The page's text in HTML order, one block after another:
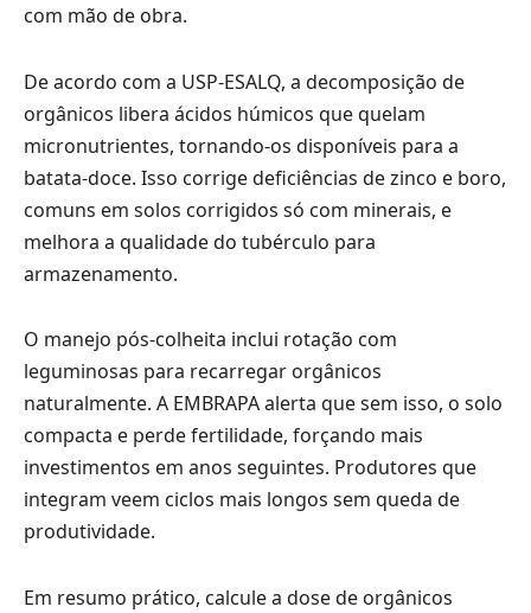
com mão de obra.
De acordo com a USP-ESALQ, a decomposição de
orgânicos libera ácidos húmicos que quelam
micronutrientes, tornando-os disponíveis para a
batata-doce. Isso corrige deficiências de zinco e boro,
comuns em solos corrigidos só com minerais, e
melhora a qualidade do tubérculo para
armazenamento.
O manejo pós-colheita inclui rotação com
leguminosas para recarregar orgânicos
naturalmente. A EMBRAPA alerta que sem isso, o solo
compacta e perde fertilidade, forçando mais
investimentos em anos seguintes. Produtores que
integram veem ciclos mais longos sem queda de
produtividade.
Em resumo prático, calcule a dose de orgânicos